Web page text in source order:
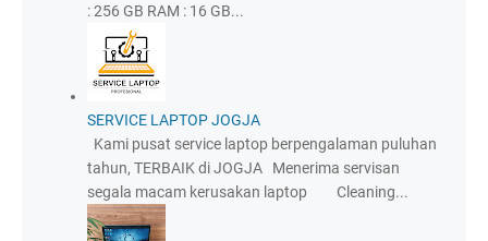
: 256 GB RAM : 16 GB...
SERVICE LAPTOP JOGJA
Kami pusat service laptop berpengalaman puluhan
tahun, TERBAIK di JOGJA Menerima servisan
segala macam kerusakan laptop Cleaning...